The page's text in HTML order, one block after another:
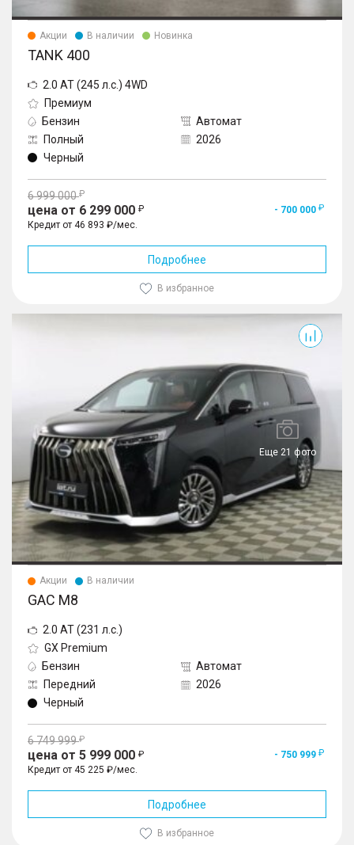
Акции В наличии Новинка
TANK 400
2.0 AT (245 л.с.) 4WD
Премиум
Бензин
Автомат
Полный
2026
Черный
6 999 000
цена от 6 299 000
- 700 000
Кредит от 46 893 ₽/мес.
Подробнее
В избранное
Еще 21 фото
Акции В наличии
GAC M8
2.0 AT (231 л.с.)
GX Premium
Бензин
Автомат
Передний
2026
Черный
6 749 999
цена от 5 999 000
- 750 999
Кредит от 45 225 ₽/мес.
Подробнее
В избранное